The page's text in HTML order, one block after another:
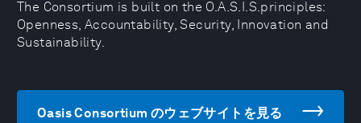
The Consortium is built on the O.A.S.I.S.principles:
Openness, Accountability, Security, Innovation and
Sustainability.
Oasis Consortium のウェブサイトを見る